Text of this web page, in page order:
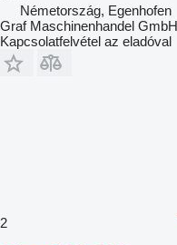
Németország, Egenhofen
Graf Maschinenhandel GmbH
Kapcsolatfelvétel az eladóval
2